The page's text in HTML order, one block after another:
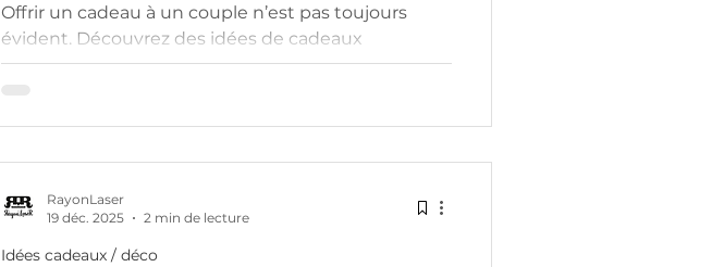
Offrir un cadeau à un couple n’est pas toujours
évident. Découvrez des idées de cadeaux
personnalisés durables et symboliques pour
Idées cadeaux / déco
RayonLaser
19 déc. 2025
2 min de lecture